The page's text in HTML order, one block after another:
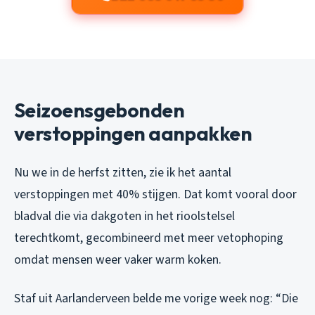
Seizoensgebonden
verstoppingen aanpakken
Nu we in de herfst zitten, zie ik het aantal
verstoppingen met 40% stijgen. Dat komt vooral door
bladval die via dakgoten in het rioolstelsel
terechtkomt, gecombineerd met meer vetophoping
omdat mensen weer vaker warm koken.
Staf uit Aarlanderveen belde me vorige week nog: “Die